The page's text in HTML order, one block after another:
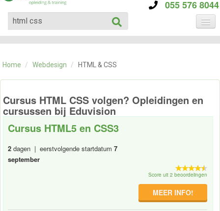
055 576 8044
CATEGORIE
OVER ONS
CONTACT
Home / Webdesign / HTML & CSS
Cursus HTML CSS volgen? Opleidingen en
cursussen bij Eduvision
Cursus HTML5 en CSS3
2 dagen | eerstvolgende startdatum 7
september
Score uit 2 beoordelingen
MEER INFO!